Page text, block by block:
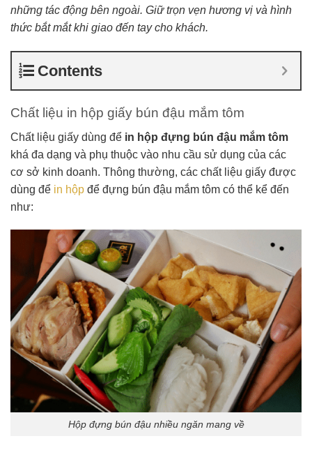
những tác động bên ngoài. Giữ trọn vẹn hương vị và hình
thức bắt mắt khi giao đến tay cho khách.
Contents
Chất liệu in hộp giấy bún đậu mắm tôm
Chất liệu giấy dùng để in hộp đựng bún đậu mắm tôm
khá đa dạng và phụ thuộc vào nhu cầu sử dụng của các
cơ sở kinh doanh. Thông thường, các chất liệu giấy được
dùng để in hộp để đựng bún đậu mắm tôm có thể kể đến
như:
Hộp đựng bún đậu nhiều ngăn mang về